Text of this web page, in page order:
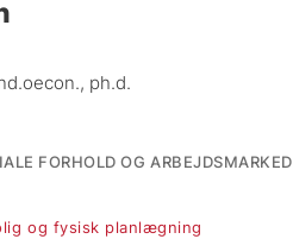
ph.d.
FORHOLD OG ARBEJDSMARKED
og fysisk planlægning